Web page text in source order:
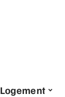
Logement